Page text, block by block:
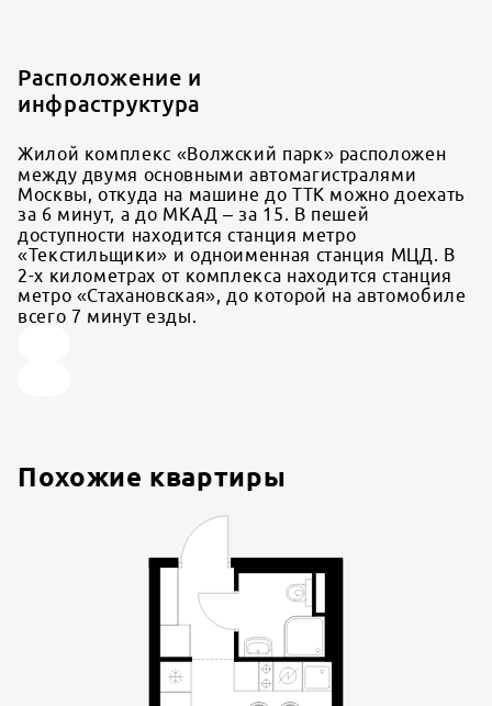
Расположение и
инфраструктура
Жилой комплекс «Волжский парк» расположен
между двумя основными автомагистралями
Москвы, откуда на машине до ТТК можно доехать
за 6 минут, а до МКАД – за 15. В пешей
доступности находится станция метро
«Текстильщики» и одноименная станция МЦД. В
2-х километрах от комплекса находится станция
метро «Стахановская», до которой на автомобиле
всего 7 минут езды.
Похожие квартиры